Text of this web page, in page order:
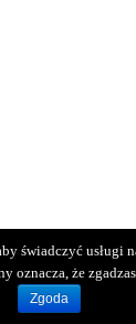
świadczyć usługi
oznacza, że
Zgoda